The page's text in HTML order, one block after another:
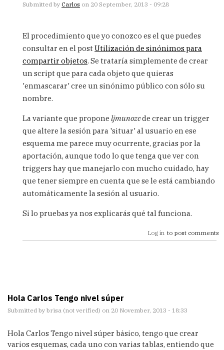
Submitted by Carlos on 20 September, 2013 - 09:28
reply
Hola
Carlos,
necesito
crear
Atman
verified)
El procedimiento que yo conozco es el que puedes
consultar en el post Utilización de sinónimos para
compartir objetos. Se trataría simplemente de crear
un script que para cada objeto que quieras
'enmascarar' cree un sinónimo público con sólo su
nombre.
La variante que propone ljmunozcde crear un trigger
que altere la sesión para 'situar' al usuario en ese
esquema me parece muy ocurrente, gracias por la
aportación, aunque todo lo que tenga que ver con
triggers hay que manejarlo con mucho cuidado, hay
que tener siempre en cuenta que se le está cambiando
automáticamente la sesión al usuario.
Si lo pruebas ya nos explicarás qué tal funciona.
Log in to post comments
Hola Carlos Tengo nivel súper
Submitted by brisa (not verified) on 20 November, 2013 - 18:33
Hola Carlos Tengo nivel súper básico, tengo que crear
varios esquemas, cada uno con varias tablas, entiendo que